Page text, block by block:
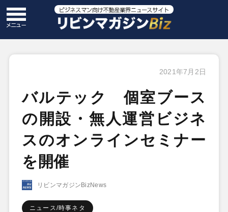
2021年7月2日
バルテック 個室ブース
の開設・無人運営ビジネ
スのオンラインセミナー
を開催
リビンマガジンBizNews
ニュース/時事ネタ